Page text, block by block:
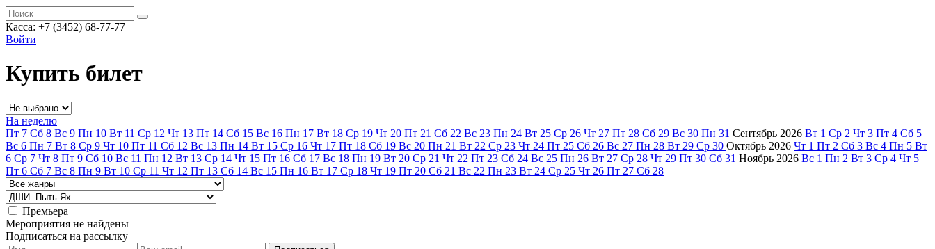
Касса: +7 (3452) 68-77-77
Войти
Купить билет
На неделю
Пт 7 Сб 8 Вс 9 Пн 10 Вт 11 Ср 12 Чт 13 Пт 14 Сб 15 Вс 16 Пн 17 Вт 18 Ср 19 Чт 20 Пт 21 Сб 22 Вс 23 Пн 24 Вт 25 Ср 26 Чт 27 Пт 28 Сб 29 Вс 30 Пн 31 Сентябрь 2026 Вт 1 Ср 2 Чт 3 Пт 4 Сб 5
Вс 6 Пн 7 Вт 8 Ср 9 Чт 10 Пт 11 Сб 12 Вс 13 Пн 14 Вт 15 Ср 16 Чт 17 Пт 18 Сб 19 Вс 20 Пн 21 Вт 22 Ср 23 Чт 24 Пт 25 Сб 26 Вс 27 Пн 28 Вт 29 Ср 30 Октябрь 2026 Чт 1 Пт 2 Сб 3 Вс 4 Пн 5 Вт
6 Ср 7 Чт 8 Пт 9 Сб 10 Вс 11 Пн 12 Вт 13 Ср 14 Чт 15 Пт 16 Сб 17 Вс 18 Пн 19 Вт 20 Ср 21 Чт 22 Пт 23 Сб 24 Вс 25 Пн 26 Вт 27 Ср 28 Чт 29 Пт 30 Сб 31 Ноябрь 2026 Вс 1 Пн 2 Вт 3 Ср 4 Чт 5
Пт 6 Сб 7 Вс 8 Пн 9 Вт 10 Ср 11 Чт 12 Пт 13 Сб 14 Вс 15 Пн 16 Вт 17 Ср 18 Чт 19 Пт 20 Сб 21 Вс 22 Пн 23 Вт 24 Ср 25 Чт 26 Пт 27 Сб 28
Премьера
Мероприятия не найдены
Подписаться на рассылку